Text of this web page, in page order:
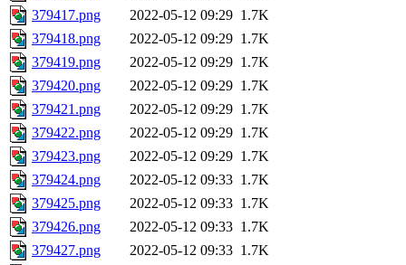
379417.png
2022-05-12 09:29 1.7K
379418.png
2022-05-12 09:29 1.7K
379419.png
2022-05-12 09:29 1.7K
379420.png
2022-05-12 09:29 1.7K
379421.png
2022-05-12 09:29 1.7K
379422.png
2022-05-12 09:29 1.7K
379423.png
2022-05-12 09:29 1.7K
379424.png
2022-05-12 09:33 1.7K
379425.png
2022-05-12 09:33 1.7K
379426.png
2022-05-12 09:33 1.7K
379427.png
2022-05-12 09:33 1.7K